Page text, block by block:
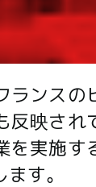
ランス
反映さ
を実施
す。